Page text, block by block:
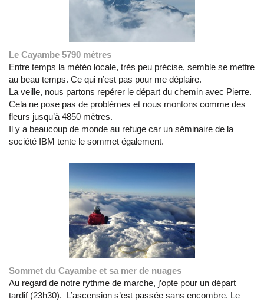
Le Cayambe 5790 mètres
Entre temps la météo locale, très peu précise, semble se mettre
au beau temps. Ce qui n’est pas pour me déplaire.
La veille, nous partons repérer le départ du chemin avec Pierre.
Cela ne pose pas de problèmes et nous montons comme des
fleurs jusqu’à 4850 mètres.
Il y a beaucoup de monde au refuge car un séminaire de la
société IBM tente le sommet également.
Sommet du Cayambe et sa mer de nuages
Au regard de notre rythme de marche, j’opte pour un départ
tardif (23h30). L’ascension s’est passée sans encombre. Le